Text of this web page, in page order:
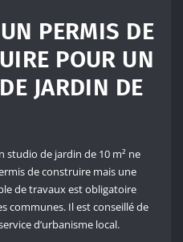
PERMIS DE
POUR UN
JARDIN DE
studio de jardin de 10 m² ne
de construire mais une
de travaux est obligatoire
communes. Il est conseillé de
d’urbanisme local.